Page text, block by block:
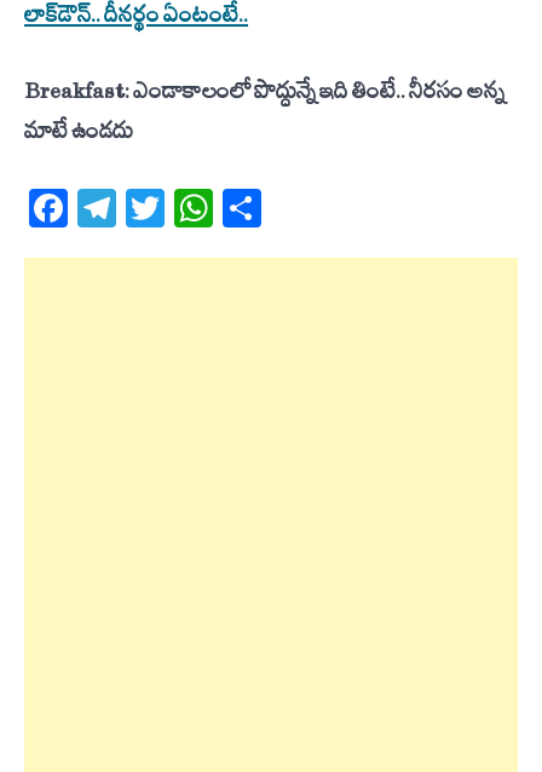
లాక్‌డౌన్.. దీనర్థం ఏంటంటే..
Breakfast: ఎండాకాలంలో పొద్దున్నే ఇది తింటే.. నీరసం అన్న
మాటే ఉండదు
Facebook
Telegram
TwitterWhatsApp